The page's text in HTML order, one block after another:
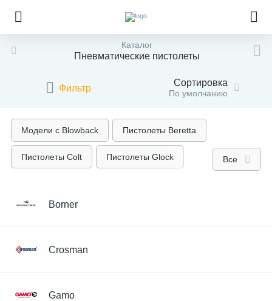
Каталог
Пневматические пистолеты
Фильтр Сортировка
По умолчанию
Модели с Blowback Пистолеты Beretta
Пистолеты Colt Пистолеты Glock
Револьверы
Все
Borner
Crosman
Gamo